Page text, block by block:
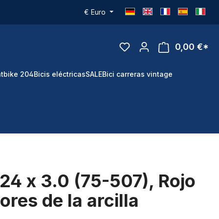
€ Euro
0,00 €*
204Bicis eléctricasSALEBici carreras vintage
x 3.0 (75-507), Rojo
de la arcilla